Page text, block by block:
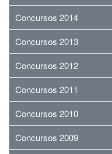
Concursos 2014
Concursos 2013
Concursos 2012
Concursos 2011
Concursos 2010
Concursos 2009